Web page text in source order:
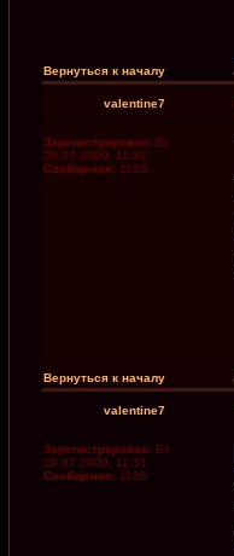
Вернуться к началу
valentine7
Зарегистрирован: Вт
28.07.2009, 11:31
Сообщения: 1185
Вернуться к началу
valentine7
Зарегистрирован: Вт
28.07.2009, 11:31
Сообщения: 1185